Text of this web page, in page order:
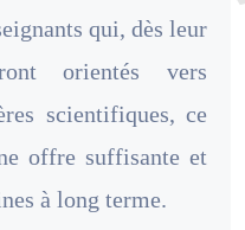
qui, dès leur
orientés vers
scientifiques, ce
offre suffisante et
à long terme.